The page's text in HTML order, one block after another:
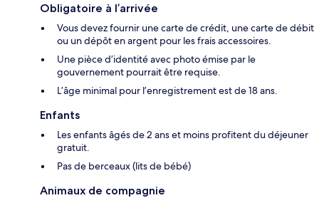
Obligatoire à l’arrivée
Vous devez fournir une carte de crédit, une carte de débit
ou un dépôt en argent pour les frais accessoires.
Une pièce d’identité avec photo émise par le
gouvernement pourrait être requise.
L’âge minimal pour l’enregistrement est de 18 ans.
Enfants
Les enfants âgés de 2 ans et moins profitent du déjeuner
gratuit.
Pas de berceaux (lits de bébé)
Animaux de compagnie